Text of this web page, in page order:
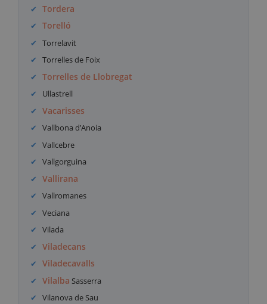
Tordera
Torelló
Torrelavit
Torrelles de Foix
Torrelles de Llobregat
Ullastrell
Vacarisses
Vallbona d’Anoia
Vallcebre
Vallgorguina
Vallirana
Vallromanes
Veciana
Vilada
Viladecans
Viladecavalls
Vilalba Sasserra
Vilanova de Sau